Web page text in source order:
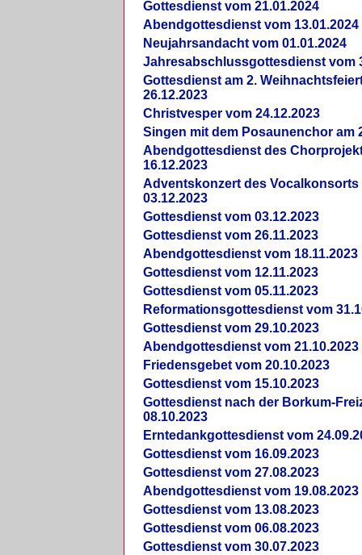
Gottesdienst vom 21.01.2024
Abendgottesdienst vom 13.01.2024
Neujahrsandacht vom 01.01.2024
Jahresabschlussgottesdienst vom
Gottesdienst am 2.
26.12.2023
Christvesper vom 24.12.2023
Singen mit dem Posaunenchor am
Abendgottesdienst des
16.12.2023
Adventskonzert des Vocalkonsorts
03.12.2023
Gottesdienst vom 03.12.2023
Gottesdienst vom 26.11.2023
Abendgottesdienst vom 18.11.2023
Gottesdienst vom 12.11.2023
Gottesdienst vom 05.11.2023
Reformationsgottesdienst vom
Gottesdienst vom 29.10.2023
Abendgottesdienst vom 21.10.2023
Friedensgebet vom 20.10.2023
Gottesdienst vom 15.10.2023
Gottesdienst nach der Borkum-
08.10.2023
Erntedankgottesdienst vom
Gottesdienst vom 16.09.2023
Gottesdienst vom 27.08.2023
Abendgottesdienst vom 19.08.2023
Gottesdienst vom 13.08.2023
Gottesdienst vom 06.08.2023
Gottesdienst vom 30.07.2023